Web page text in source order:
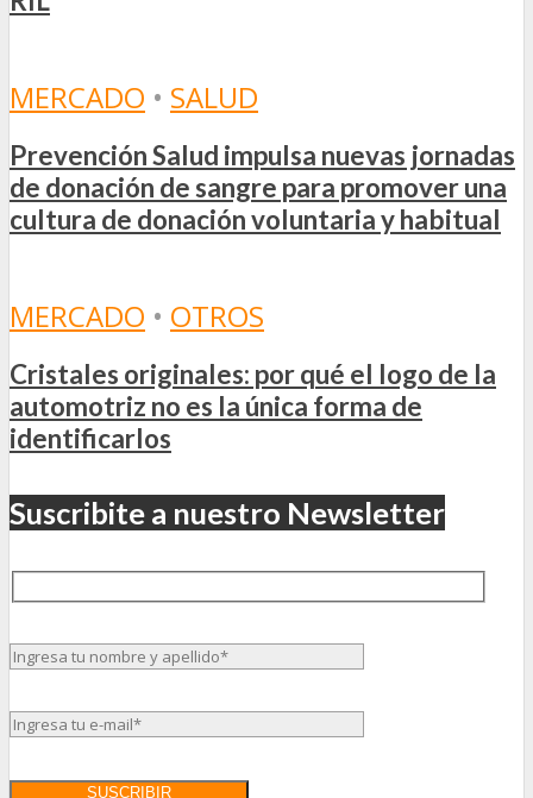
MERCADO • SALUD
Prevención Salud impulsa nuevas jornadas
de donación de sangre para promover una
cultura de donación voluntaria y habitual
MERCADO • OTROS
Cristales originales: por qué el logo de la
automotriz no es la única forma de
identificarlos
Suscribite a nuestro Newsletter